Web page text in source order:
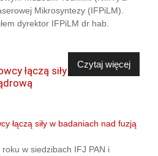
Mikrosyntezy (IFPiLM).
dyrektor IFPiLM dr hab.
Czytaj więcej
łączą siły
w siedzibach IFJ PAN i